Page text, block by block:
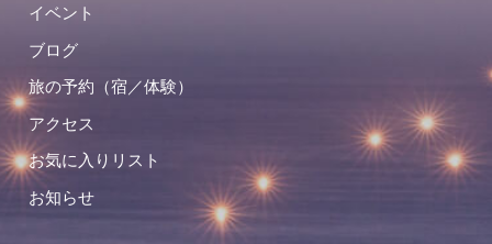
イベント
ブログ
旅の予約（宿／体験）
アクセス
お気に入りリスト
お知らせ